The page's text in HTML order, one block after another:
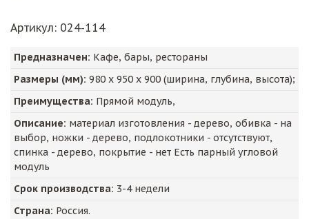
Артикул: 024-114
Предназначен: Кафе, бары, рестораны
Размеры (мм): 980 х 950 х 900 (ширина, глубина, высота);
Преимущества: Прямой модуль,
Описание: материал изготовления - дерево, обивка - на
выбор, ножки - дерево, подлокотники - отсутствуют,
спинка - дерево, покрытие - нет Есть парный угловой
модуль
Срок производства: 3-4 недели
Страна: Россия.